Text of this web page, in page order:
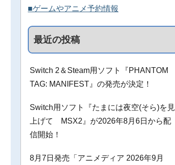
■ゲームやアニメ予約情報
最近の投稿
Switch 2＆Steam用ソフト『PHANTOM
TAG: MANIFEST』の発売が決定！
Switch用ソフト『たまには夜空(そら)を見
上げて MSX2』が2026年8月6日から配
信開始！
8月7日発売「アニメディア 2026年9月